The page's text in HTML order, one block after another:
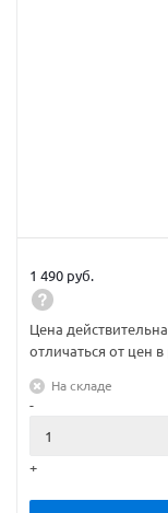
1 490 руб.
Цена
отличаться от цен
На складе
-
+